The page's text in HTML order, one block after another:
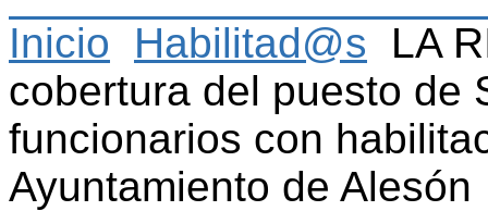
Inicio Habilitad@s
LA
cobertura del puesto de
funcionarios con
Ayuntamiento de Alesón